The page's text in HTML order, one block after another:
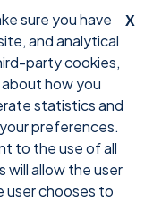
X
sure you have
and analytical
party cookies,
how you
statistics and
preferences.
to the use of all
will allow the user
user chooses to
Steuerung
mit